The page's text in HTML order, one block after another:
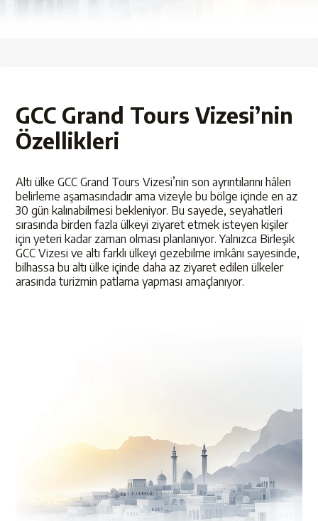
GCC Grand Tours Vizesi’nin
Özellikleri
Altı ülke GCC Grand Tours Vizesi’nin son ayrıntılarını hâlen
belirleme aşamasındadır ama vizeyle bu bölge içinde en az
30 gün kalınabilmesi bekleniyor. Bu sayede, seyahatleri
sırasında birden fazla ülkeyi ziyaret etmek isteyen kişiler
için yeteri kadar zaman olması planlanıyor. Yalnızca Birleşik
GCC Vizesi ve altı farklı ülkeyi gezebilme imkânı sayesinde,
bilhassa bu altı ülke içinde daha az ziyaret edilen ülkeler
arasında turizmin patlama yapması amaçlanıyor.